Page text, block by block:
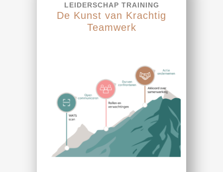
LEIDERSCHAP TRAINING
De Kunst van Krachtig
Teamwerk